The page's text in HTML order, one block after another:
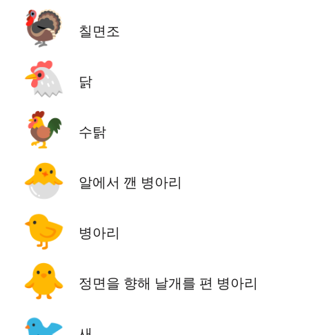
🦃 칠면조
🐔 닭
🐓 수탉
🐣 알에서 깬 병아리
🐤 병아리
🐥 정면을 향해 날개를 편 병아리